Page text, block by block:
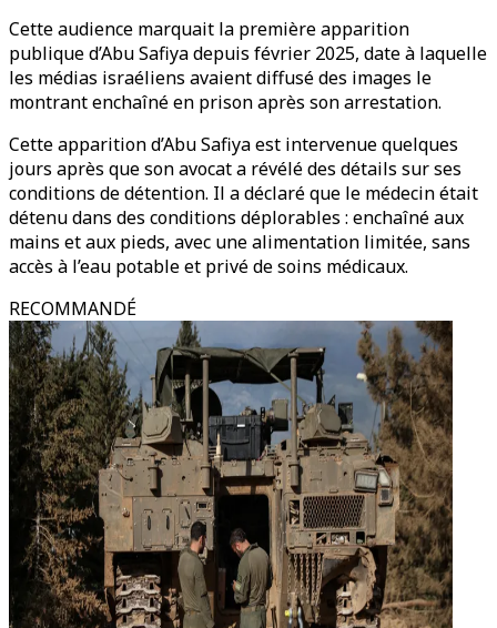
Cette audience marquait la première apparition
publique d’Abu Safiya depuis février 2025, date à laquelle
les médias israéliens avaient diffusé des images le
montrant enchaîné en prison après son arrestation.
Cette apparition d’Abu Safiya est intervenue quelques
jours après que son avocat a révélé des détails sur ses
conditions de détention. Il a déclaré que le médecin était
détenu dans des conditions déplorables : enchaîné aux
mains et aux pieds, avec une alimentation limitée, sans
accès à l’eau potable et privé de soins médicaux.
RECOMMANDÉ